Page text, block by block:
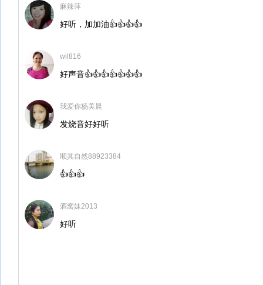
麻辣萍
好听，加加油👍👍👍👍
wil816
好声音👍👍👍👍👍👍👍
我爱你杨美晨
发烧音好好听
顺其自然88923384
👍👍👍
酒窝妹2013
好听